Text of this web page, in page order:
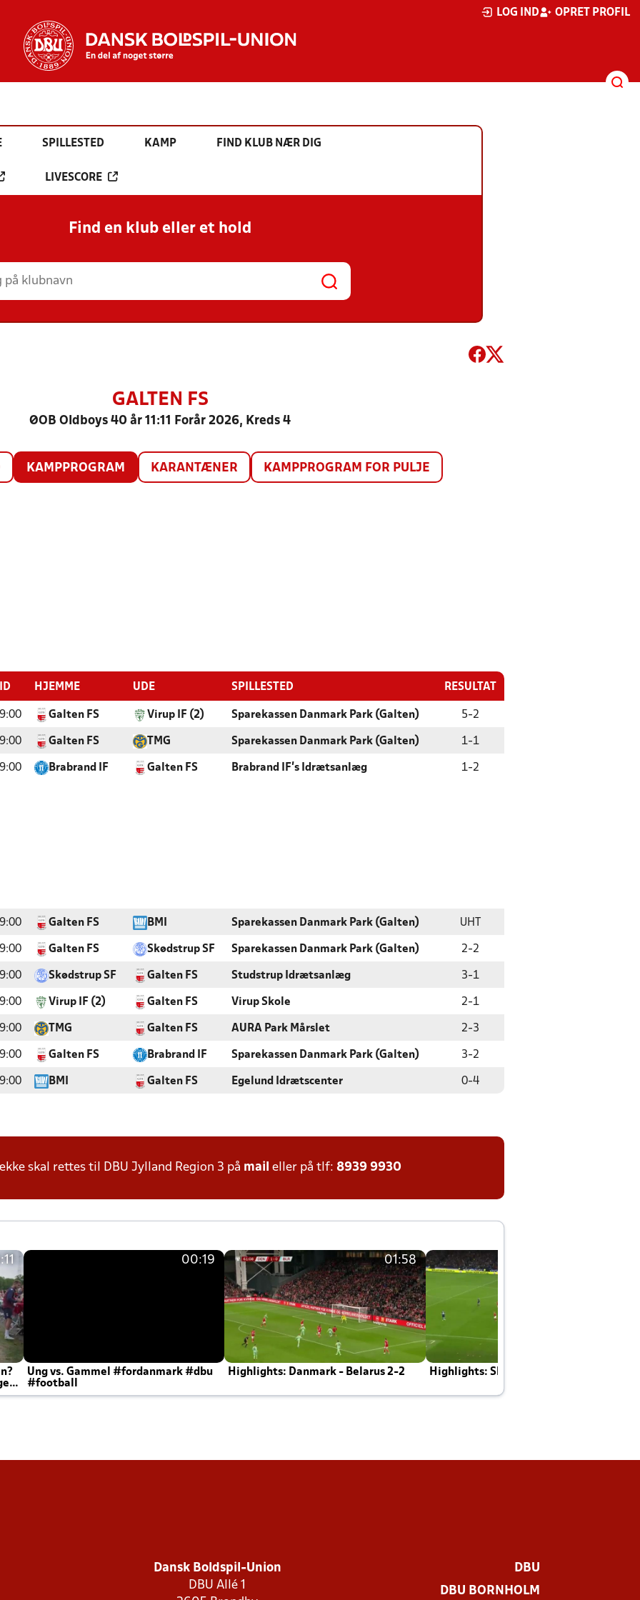
LOG IND OPRET PROFIL
SPILLESTED KAMP FIND KLUB NÆR DIG
LIVESCORE
Find en klub eller et hold
GALTEN FS
ØOB Oldboys 40 år 11:11 Forår 2026, Kreds 4
KAMPPROGRAM KARANTÆNER KAMPPROGRAM FOR PULJE
HJEMME UDE SPILLESTED RESULTAT
Galten FS Virup IF (2) Sparekassen Danmark Park (Galten) 5-2
Galten FS TMG Sparekassen Danmark Park (Galten) 1-1
Brabrand IF Galten FS Brabrand IF's Idrætsanlæg 1-2
Galten FS BMI Sparekassen Danmark Park (Galten) UHT
Galten FS Skødstrup SF Sparekassen Danmark Park (Galten) 2-2
Skødstrup SF Galten FS Studstrup Idrætsanlæg 3-1
Virup IF (2) Galten FS Virup Skole 2-1
TMG Galten FS AURA Park Mårslet 2-3
Galten FS Brabrand IF Sparekassen Danmark Park (Galten) 3-2
BMI Galten FS Egelund Idrætscenter 0-4
skal rettes til DBU Jylland Region 3 på mail eller på tlf: 8939 9930
00:19
Ung vs. Gammel #fordanmark #dbu
#football
01:58
Highlights: Danmark - Belarus 2-2 Highlights: Skotland - Danmark 4-2
Dansk Boldspil-Union
DBU Allé 1
DBU
DBU BORNHOLM